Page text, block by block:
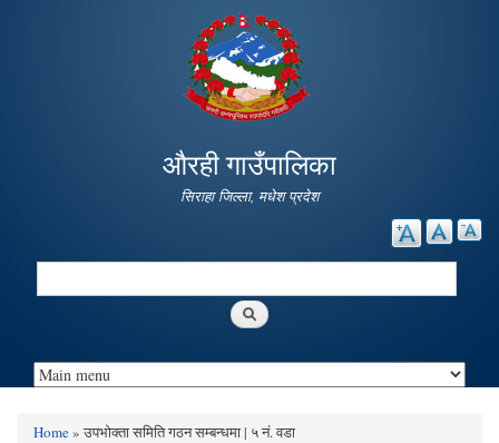
main
content
औरही गाउँपालिका
सिराहा जिल्ला, मधेश प्रदेश
Search
Home» उपभोक्ता समिति गठन सम्बन्धमा | ५ नं. वडा